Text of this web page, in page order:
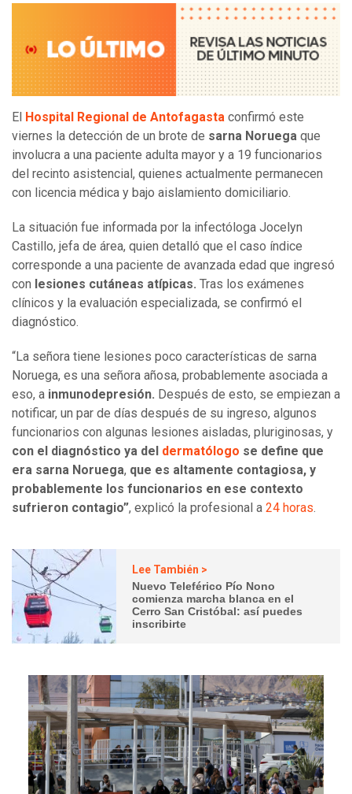
El Hospital Regional de Antofagasta confirmó este
viernes la detección de un brote de sarna Noruega que
involucra a una paciente adulta mayor y a 19 funcionarios
del recinto asistencial, quienes actualmente permanecen
con licencia médica y bajo aislamiento domiciliario.
La situación fue informada por la infectóloga Jocelyn
Castillo, jefa de área, quien detalló que el caso índice
corresponde a una paciente de avanzada edad que ingresó
con lesiones cutáneas atípicas. Tras los exámenes
clínicos y la evaluación especializada, se confirmó el
diagnóstico.
“La señora tiene lesiones poco características de sarna
Noruega, es una señora añosa, probablemente asociada a
eso, a inmunodepresión. Después de esto, se empiezan a
notificar, un par de días después de su ingreso, algunos
funcionarios con algunas lesiones aisladas, pluriginosas, y
con el diagnóstico ya del dermatólogo se define que
era sarna Noruega, que es altamente contagiosa, y
probablemente los funcionarios en ese contexto
sufrieron contagio”, explicó la profesional a 24 horas.
Lee También >
Nuevo Teleférico Pío Nono
comienza marcha blanca en el
Cerro San Cristóbal: así puedes
inscribirte